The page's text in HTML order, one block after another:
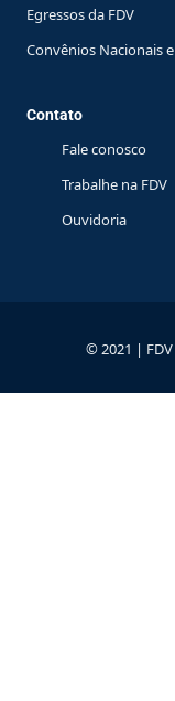
Egressos da FDV
Convênios Nacionais
Contato
Fale conosco
Trabalhe na FDV
Ouvidoria
© 2021 | FDV